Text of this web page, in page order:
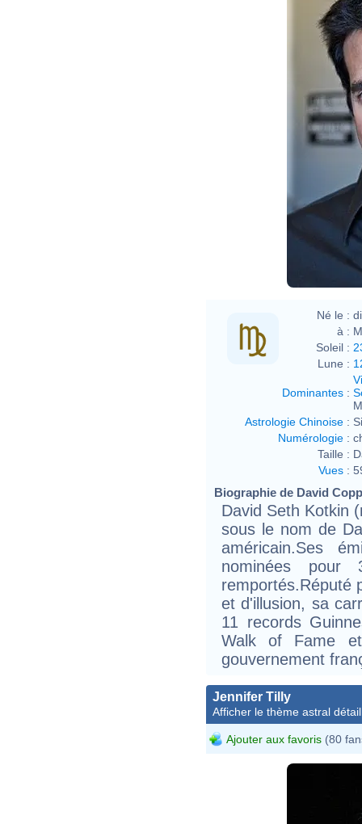
Né le :
à :
Soleil :
Lune :
Dominantes :
Astrologie Chinoise :
Numérologie :
Taille :
Vues :
Biographie de David
David Seth Kotkin
sous le nom de
américain.Ses
nominées pour
remportés.Réputé
et d'illusion, sa
11 records
Walk of Fame
gouvernement
Jennifer Tilly
Afficher le thème astral
Ajouter aux favoris (80